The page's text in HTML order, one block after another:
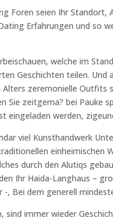
Foren seien Ihr
Erfahrungen und so
welche im
Geschichten teilen.
zeremonielle Outfits
Sie zeitgema? bei Pauke
eingeladen werden,
viel Kunsthandwerk
einheimischen
durch den Alutiqs
Ihr Haida-Langhaus –
-, Bei dem generell
sind immer wieder